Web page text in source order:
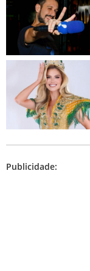
Publicidade: